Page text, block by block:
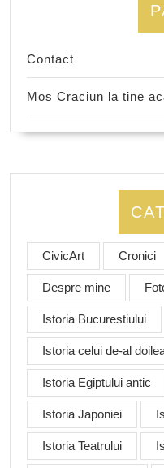
Contact
Mos Craciun la tine
CivicArt Cronici
Despre mine
Istoria Bucurestiului
Istoria celui de-al
Istoria Egiptului antic
Istoria Japoniei
Istoria Teatrului